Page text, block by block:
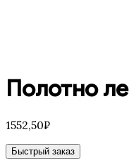
Полотно
1552,50₽
Быстрый заказ